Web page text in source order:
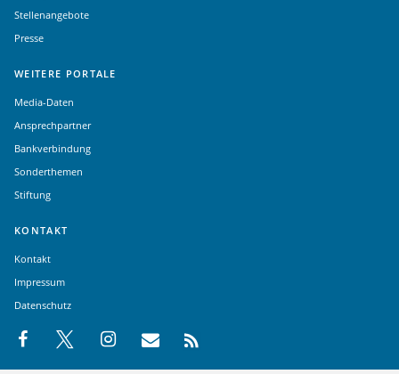
Stellenangebote
Presse
WEITERE PORTALE
Media-Daten
Ansprechpartner
Bankverbindung
Sonderthemen
Stiftung
KONTAKT
Kontakt
Impressum
Datenschutz